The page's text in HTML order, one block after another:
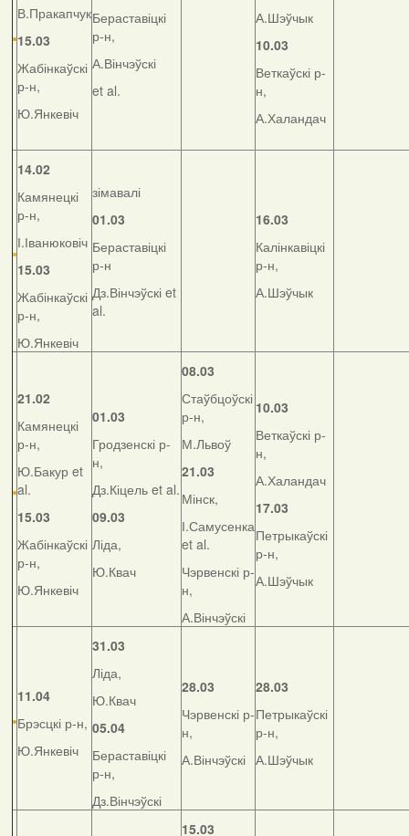
В.Пракапчук
15.03
Жабінкаўскі
р-н,
Ю.Янкевіч
Бераставіцкі
р-н,
А.Вінчэўскі
et al.
А.Шэўчык
10.03
Веткаўскі р-
н,
А.Халандач
14.02
Камянецкі
р-н,
І.Іванюковіч
15.03
Жабінкаўскі
р-н,
Ю.Янкевіч
зімавалі
01.03
Бераставіцкі
р-н
Дз.Вінчэўскі et
al.
16.03
Калінкавіцкі
р-н,
А.Шэўчык
21.02
Камянецкі
р-н,
Ю.Бакур et
al.
15.03
Жабінкаўскі
р-н,
Ю.Янкевіч
01.03
Гродзенскі р-
н,
Дз.Кіцель et al.
09.03
Ліда,
Ю.Квач
08.03
Стаўбцоўскі
р-н,
М.Львоў
21.03
Мінск,
І.Самусенка
et al.
Чэрвенскі р-
н,
А.Вінчэўскі
10.03
Веткаўскі р-
н,
А.Халандач
17.03
Петрыкаўскі
р-н,
А.Шэўчык
11.04
Брэсцкі р-н,
Ю.Янкевіч
31.03
Ліда,
Ю.Квач
05.04
Бераставіцкі
р-н,
Дз.Вінчэўскі
28.03
Чэрвенскі р-
н,
А.Вінчэўскі
28.03
Петрыкаўскі
р-н,
А.Шэўчык
15.03